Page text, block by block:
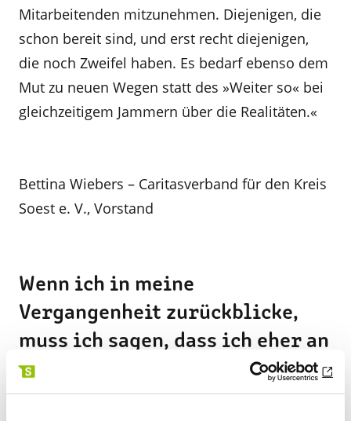
Mitarbeitenden mitzunehmen. Diejenigen, die
schon bereit sind, und erst recht diejenigen,
die noch Zweifel haben. Es bedarf ebenso dem
Mut zu neuen Wegen statt des »Weiter so« bei
gleichzeitigem Jammern über die Realitäten.«
Bettina Wiebers – Caritasverband für den Kreis
Soest e. V., Vorstand
Wenn ich in meine
Vergangenheit zurückblicke,
muss ich sagen, dass ich eher an
Dingen festgehalten habe, statt
mich Veränderungen gegenüber